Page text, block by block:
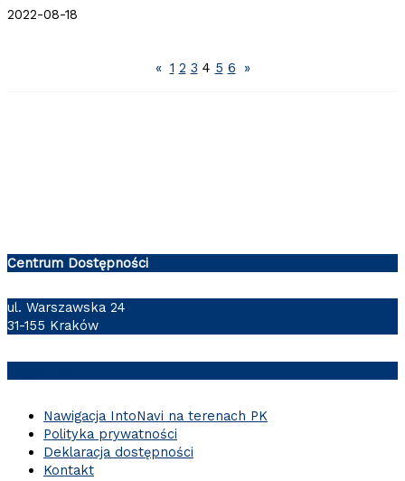
2022-08-18
« 1 2 3 4 5 6 »
Centrum Dostępności
ul. Warszawska 24
31-155 Kraków
Nawigacja IntoNavi na terenach PK
Polityka prywatności
Deklaracja dostępności
Kontakt